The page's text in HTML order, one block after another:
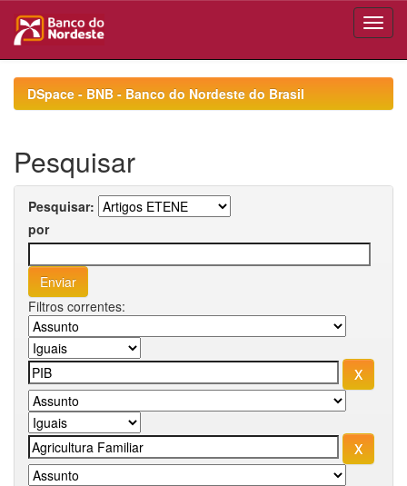
navigationDSpace - BNB - Banco do Nordeste do Brasil
Pesquisar
Pesquisar:
por
Filtros correntes: